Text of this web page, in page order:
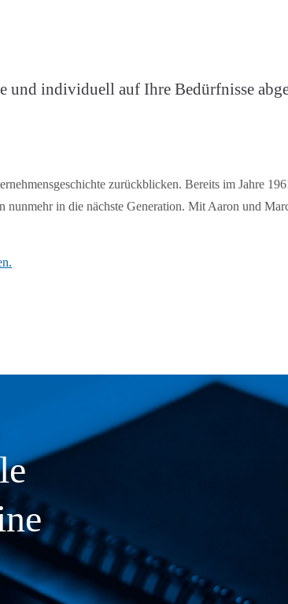
und individuell auf Ihre Bedürfnisse
zurückblicken. Bereits im Jahre
in die nächste Generation. Mit Aaron und